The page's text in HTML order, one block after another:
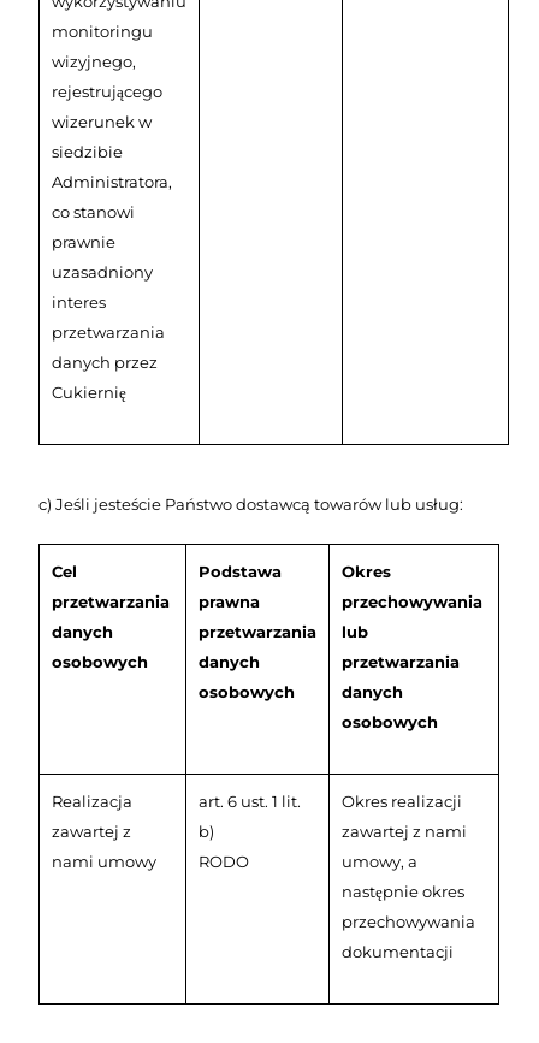
monitoringu
wizyjnego,
rejestrującego
wizerunek w
siedzibie
Administratora,
co stanowi
prawnie
uzasadniony
interes
przetwarzania
danych przez
Cukiernię
c) Jeśli jesteście Państwo dostawcą towarów lub usług:
Cel
przetwarzania
danych
osobowych
Podstawa
prawna
przetwarzania
danych
osobowych
Okres
przechowywania
lub
przetwarzania
danych
osobowych
Realizacja
zawartej z
nami umowy
art. 6 ust. 1 lit.
b)
RODO
Okres realizacji
zawartej z nami
umowy, a
następnie okres
przechowywania
dokumentacji